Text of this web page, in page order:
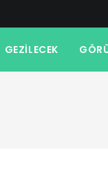
GEZILECEK